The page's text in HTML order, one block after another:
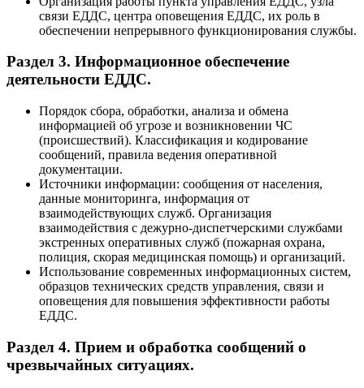
связи ЕДДС, центра оповещения ЕДДС, их роль в
обеспечении непрерывного функционирования службы.
Раздел 3. Информационное обеспечение
деятельности ЕДДС.
Порядок сбора, обработки, анализа и обмена
информацией об угрозе и возникновении ЧС
(происшествий). Классификация и кодирование
сообщений, правила ведения оперативной
документации.
Источники информации: сообщения от населения,
данные мониторинга, информация от
взаимодействующих служб. Организация
взаимодействия с дежурно-диспетчерскими службами
экстренных оперативных служб (пожарная охрана,
полиция, скорая медицинская помощь) и организаций.
Использование современных информационных систем,
образцов технических средств управления, связи и
оповещения для повышения эффективности работы
ЕДДС.
Раздел 4. Прием и обработка сообщений о
чрезвычайных ситуациях.